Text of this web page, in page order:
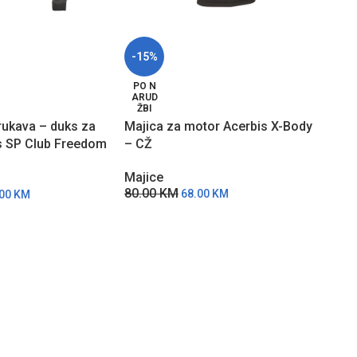
– duks za
Club Freedom
KM
-15%
PO N
ARUD
ŽBI
Majica za motor Acerbis X-Body
– CŽ
Majice
80.00KM 68.00 KM